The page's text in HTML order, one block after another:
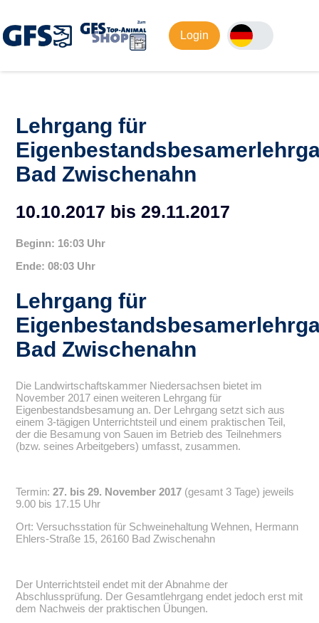
Login
Lehrgang für
Bad Zwischenahn
10.10.2017 bis 29.11.2017
Beginn: 16:03 Uhr
Ende: 08:03 Uhr
Lehrgang für
Bad Zwischenahn
Die Landwirtschaftskammer Niedersachsen bietet im
November 2017 einen weiteren Lehrgang für
Eigenbestandsbesamung an. Der Lehrgang setzt sich aus
einem 3-tägigen Unterrichtsteil und einem praktischen Teil,
der die Besamung von Sauen im Betrieb des Teilnehmers
(bzw. seines Arbeitgebers) umfasst, zusammen.
Termin:27. bis 29. November 2017 (gesamt 3 Tage) jeweils
9.00 bis 17.15 Uhr
Ort: Versuchsstation für Schweinehaltung Wehnen, Hermann
Ehlers-Straße 15, 26160 Bad Zwischenahn
Der Unterrichtsteil endet mit der Abnahme der
Abschlussprüfung. Der Gesamtlehrgang endet jedoch erst mit
dem Nachweis der praktischen Übungen.